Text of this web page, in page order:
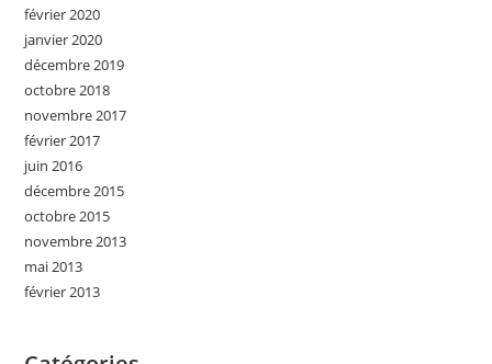
février 2020
janvier 2020
décembre 2019
octobre 2018
novembre 2017
février 2017
juin 2016
décembre 2015
octobre 2015
novembre 2013
mai 2013
février 2013